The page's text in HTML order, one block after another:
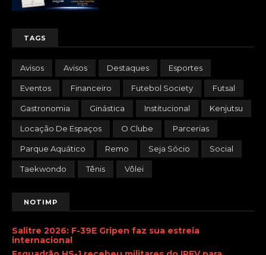
TAGS
Avisos Avisos Destaques Esportes
Eventos Financeiro Futebol Society Futsal
Gastronomia Ginástica Institucional Kenjutsu
Locação De Espaços O Clube Parcerias
Parque Aquático Remo Seja Sócio Social
Taekwondo Tênis Vôlei
NOTIMP
Salitre 2026: F-39E Gripen faz sua estreia
internacional